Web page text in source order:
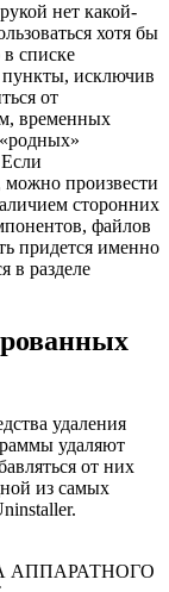
нет какой-
хотя бы
списке
пункты, исключив
от
временных
можно произвести
сторонних
файлов
придется именно
в разделе
удаления
удаляют
от них
из самых